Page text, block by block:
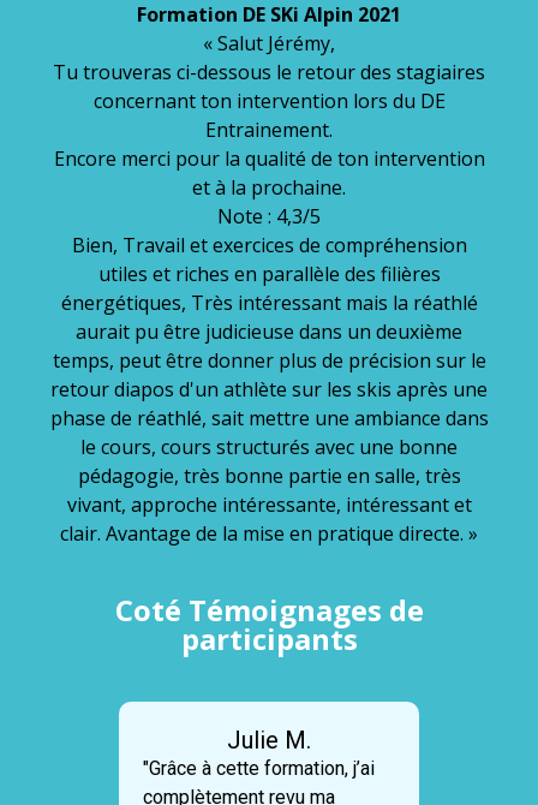
Formation DE SKi Alpin 2021
« Salut Jérémy,
Tu trouveras ci-dessous le retour des stagiaires
concernant ton intervention lors du DE
Entrainement.
Encore merci pour la qualité de ton intervention
et à la prochaine.
Note : 4,3/5
Bien, Travail et exercices de compréhension
utiles et riches en parallèle des filières
énergétiques, Très intéressant mais la réathlé
aurait pu être judicieuse dans un deuxième
temps, peut être donner plus de précision sur le
retour diapos d'un athlète sur les skis après une
phase de réathlé, sait mettre une ambiance dans
le cours, cours structurés avec une bonne
pédagogie, très bonne partie en salle, très
vivant, approche intéressante, intéressant et
clair. Avantage de la mise en pratique directe. »
Coté Témoignages de
participants
Julie M.
"Grâce à cette formation, j’ai
complètement revu ma